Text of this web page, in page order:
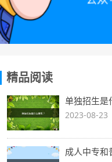
精品阅读
单独招生是
2023-08-23
成人中专和